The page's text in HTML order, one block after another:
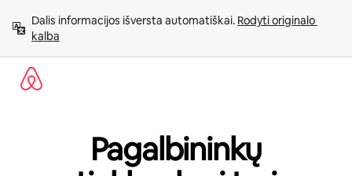
prie
turinio
Dalis informacijos išversta automatiškai. Rodyti originalo
kalba
Pagalbininkų